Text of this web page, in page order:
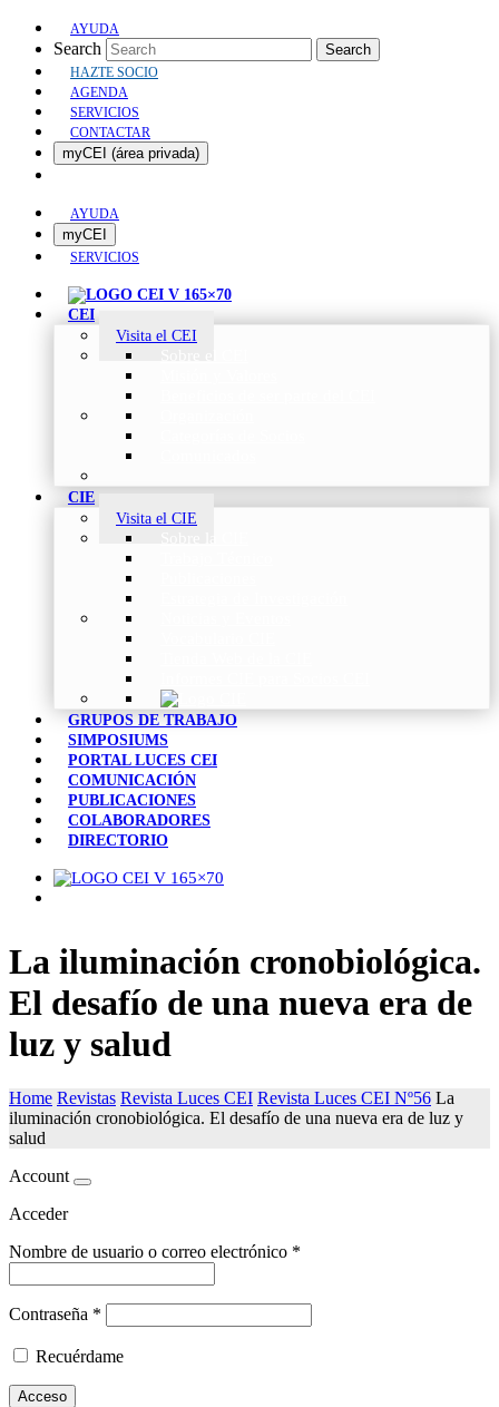
AYUDA
Search Search
HAZTE SOCIO
AGENDA
SERVICIOS
CONTACTAR
myCEI (área privada)
AYUDA
myCEI
SERVICIOS
CEI
Visita el CEI
CIE
Visita el CIE
GRUPOS DE TRABAJO
SIMPOSIUMS
PORTAL LUCES CEI
COMUNICACIÓN
PUBLICACIONES
COLABORADORES
DIRECTORIO
La iluminación cronobiológica.
El desafío de una nueva era de
luz y salud
Home Revistas Revista Luces CEI Revista Luces CEI Nº56 La
iluminación cronobiológica. El desafío de una nueva era de luz y
salud
Account
Acceder
Nombre de usuario o correo electrónico *
Contraseña *
Recuérdame
Acceso